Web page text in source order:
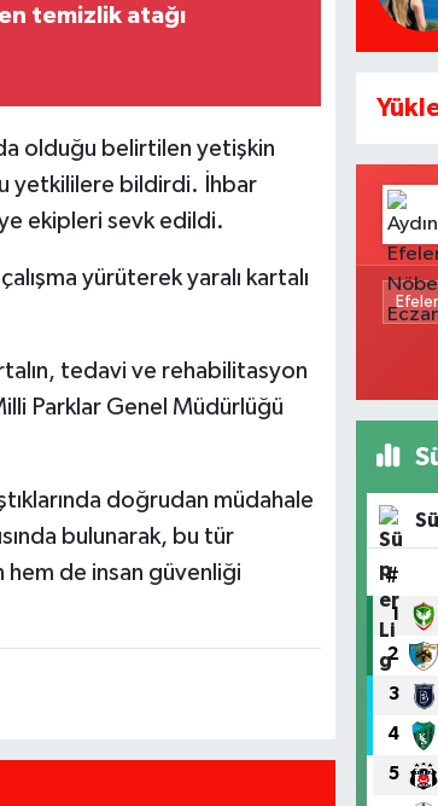
temizlik atağı
olduğu belirtilen yetişkin
yetkililere bildirdi. İhbar
ekipleri sevk edildi.
yürüterek yaralı kartalı
tedavi ve rehabilitasyon
Parklar Genel Müdürlüğü
doğrudan müdahale
bulunarak, bu tür
de insan güvenliği
#
1
2
3
4
5